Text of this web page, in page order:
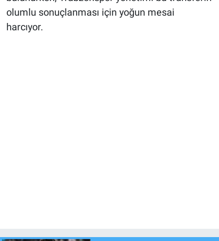
olumlu sonuçlanması için yoğun mesai
harcıyor.